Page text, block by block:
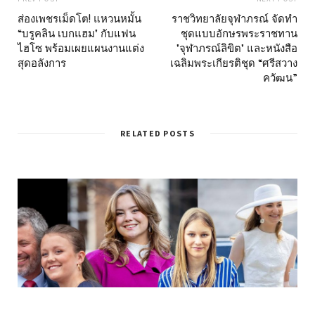
ส่องเพชรเม็ดโต! แหวนหมั้น
“บรูคลิน เบกแฮม" กับแฟน
ไฮโซ พร้อมเผยแผนงานแต่ง
สุดอลังการ
ราชวิทยาลัยจุฬาภรณ์ จัดทำ
ชุดแบบอักษรพระราชทาน
"จุฬาภรณ์ลิขิต" และหนังสือ
เฉลิมพระเกียรติชุด “ศรีสวาง
ควัฒน”
RELATED POSTS